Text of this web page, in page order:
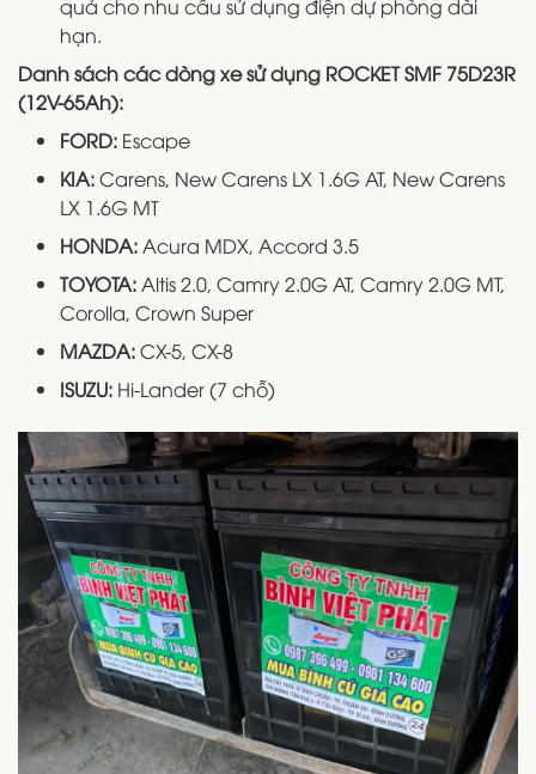
quả cho nhu cầu sử dụng điện dự phòng dài
hạn.
Danh sách các dòng xe sử dụng ROCKET SMF 75D23R
(12V-65Ah):
FORD: Escape
KIA:Carens, New Carens LX 1.6G AT, New Carens
LX 1.6G MT
HONDA:Acura MDX, Accord 3.5
TOYOTA:Altis 2.0, Camry 2.0G AT, Camry 2.0G MT,
Corolla, Crown Super
MAZDA:CX-5, CX-8
ISUZU: Hi-Lander (7 chỗ)